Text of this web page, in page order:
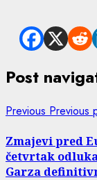
Post
Previous Previous
Zmajevi pred
četvrtak
Garza